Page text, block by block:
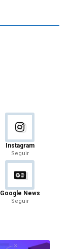
Instagram
Seguir
Google News
Seguir